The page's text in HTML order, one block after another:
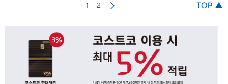
1 2 TOP ▲